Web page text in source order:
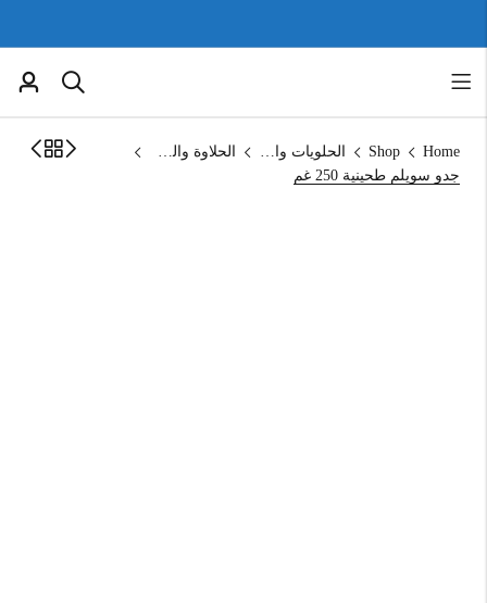
Home
Shop الحلويات والمخبوزات
الحلاوة والطحينة
جدو سويلم طحينية 250 غم